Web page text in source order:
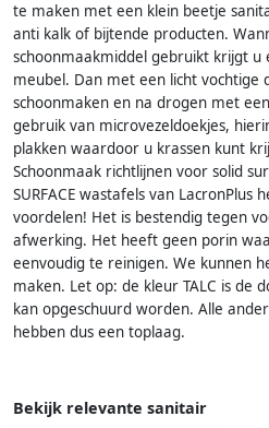
te maken met een klein beetje
anti kalk of bijtende producten.
schoonmaakmiddel gebruikt krijgt u
meubel. Dan met een licht vochtige
schoonmaken en na drogen met
gebruik van microvezeldoekjes,
plakken waardoor u krassen kunt
Schoonmaak richtlijnen voor solid
SURFACE wastafels van LacronPlus
voordelen! Het is bestendig tegen
afwerking. Het heeft geen porin
eenvoudig te reinigen. We kunnen
maken. Let op: de kleur TALC is de
kan opgeschuurd worden. Alle
hebben dus een toplaag.
Bekijk relevante sanitair